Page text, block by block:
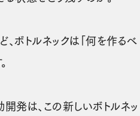
ボトルネックは「何を作るべ
開発は、この新しいボトルネッ